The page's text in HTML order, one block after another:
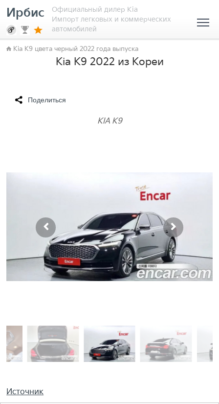
Ирбис
Официальный дилер Kia
Импорт легковых и коммерческих
автомобилей
Kia K9 цвета черный 2022 года выпуска
Kia K9 2022 из Кореи
Поделиться
KIA K9
Источник